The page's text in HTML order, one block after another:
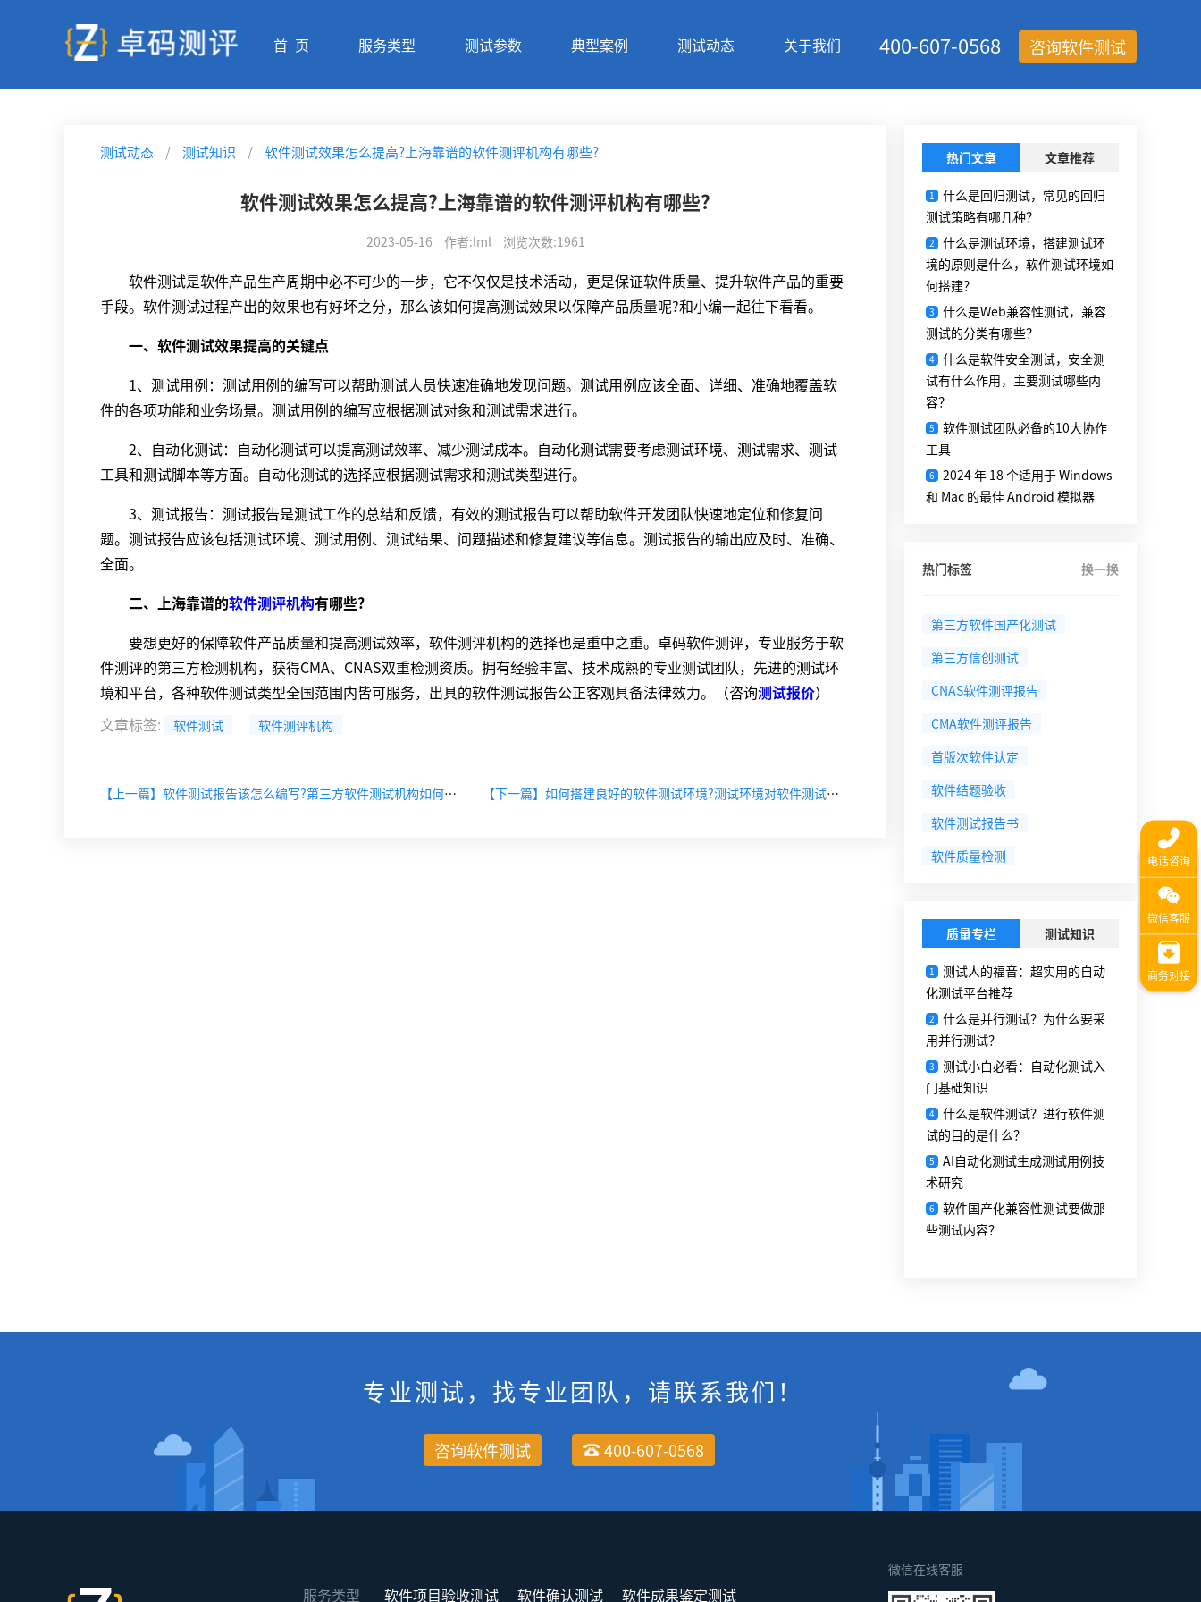
首 页 服务类型 测试参数 典型案例 测试动态 关于我们 咨询软件测试
400-607-0568
测试动态 / 测试知识 / 软件测试效果怎么提高?上海靠谱的软件测评机构有哪些?
软件测试效果怎么提高?上海靠谱的软件测评机构有哪些?
2023-05-16 作者:lml 浏览次数:1961
软件测试是软件产品生产周期中必不可少的一步，它不仅仅是技术活动，更是保证软件质量、提升软件产品的重要
手段。软件测试过程产出的效果也有好坏之分，那么该如何提高测试效果以保障产品质量呢?和小编一起往下看看。
一、软件测试效果提高的关键点
1、测试用例：测试用例的编写可以帮助测试人员快速准确地发现问题。测试用例应该全面、详细、准确地覆盖软
件的各项功能和业务场景。测试用例的编写应根据测试对象和测试需求进行。
2、自动化测试：自动化测试可以提高测试效率、减少测试成本。自动化测试需要考虑测试环境、测试需求、测试
工具和测试脚本等方面。自动化测试的选择应根据测试需求和测试类型进行。
3、测试报告：测试报告是测试工作的总结和反馈，有效的测试报告可以帮助软件开发团队快速地定位和修复问
题。测试报告应该包括测试环境、测试用例、测试结果、问题描述和修复建议等信息。测试报告的输出应及时、准确、
全面。
二、上海靠谱的软件测评机构有哪些?
要想更好的保障软件产品质量和提高测试效率，软件测评机构的选择也是重中之重。卓码软件测评，专业服务于软
件测评的第三方检测机构，获得CMA、CNAS双重检测资质。拥有经验丰富、技术成熟的专业测试团队，先进的测试环
境和平台，各种软件测试类型全国范围内皆可服务，出具的软件测试报告公正客观具备法律效力。（咨询测试报价）
文章标签: 软件测试 软件测评机构
【上一篇】软件测试报告该怎么编写?第三方软件测试机构如何收费? 【下一篇】如何搭建良好的软件测试环境?测试环境对软件测试起到什么作用?
热门文章 文章推荐
1
什么是回归测试，常见的回归
测试策略有哪几种？
2
什么是测试环境，搭建测试环
境的原则是什么，软件测试环境如
何搭建？
3
什么是Web兼容性测试，兼容
测试的分类有哪些？
4 什么是软件安全测试，安全测
试有什么作用，主要测试哪些内
容？
5
软件测试团队必备的10大协作
工具
6
2024 年 18 个适用于 Windows
和 Mac 的最佳 Android 模拟器
热门标签 换一换
第三方软件国产化测试
第三方信创测试
CNAS软件测评报告
CMA软件测评报告
首版次软件认定
软件结题验收
软件测试报告书
软件质量检测
质量专栏 测试知识
1
测试人的福音：超实用的自动
化测试平台推荐
2
什么是并行测试？为什么要采
用并行测试？
3
测试小白必看：自动化测试入
门基础知识
4 什么是软件测试？进行软件测
试的目的是什么？
5
AI自动化测试生成测试用例技
术研究
6
软件国产化兼容性测试要做那
些测试内容？
专业测试，找专业团队，请联系我们！
咨询软件测试 400-607-0568
服务类型 软件项目验收测试 软件确认测试 软件成果鉴定测试
微信在线客服